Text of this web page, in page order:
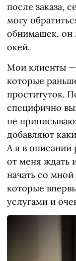
после заказа,
могу
обнимашек, он
окей.
Мои клиенты —
которые
проституток.
специфично
не
добавляют
А я в описании
от меня ждать
начать со
которые
услугами и